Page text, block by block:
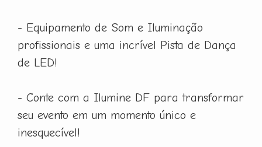
- Equipamento de Som e Iluminação
profissionais e uma incrível Pista de Dança
de LED!
- Conte com a Ilumine DF para transformar
seu evento em um momento único e
inesquecível!